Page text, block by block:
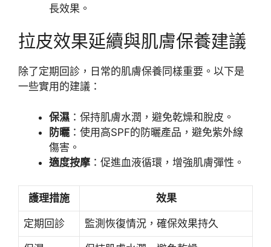
長效果。
拉皮效果延續與肌膚保養建議
除了定期回診，日常的肌膚保養同樣重要。以下是
一些實用的建議：
保濕 ：保持肌膚水潤，避免乾燥和脫皮。
防曬 ：使用高SPF的防曬產品，避免紫外線
傷害。
適度按摩 ：促進血液循環，增強肌膚彈性。
護理措施 效果
定期回診 監測恢復情況，確保效果持久